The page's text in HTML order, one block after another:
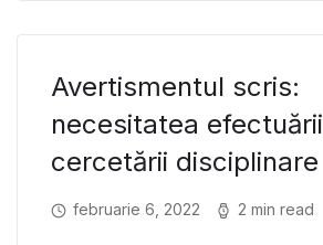
Avertismentul scris:
necesitatea efectuării
cercetării disciplinare
februarie 6, 2022 2 min read